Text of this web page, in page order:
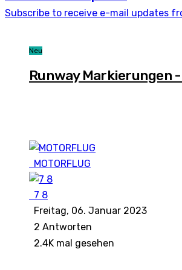
Subscribe to receive e-mail updates
Neu
Runway Markierungen
MOTORFLUG
7 8
Freitag, 06. Januar 2023
2 Antworten
2.4K mal gesehen